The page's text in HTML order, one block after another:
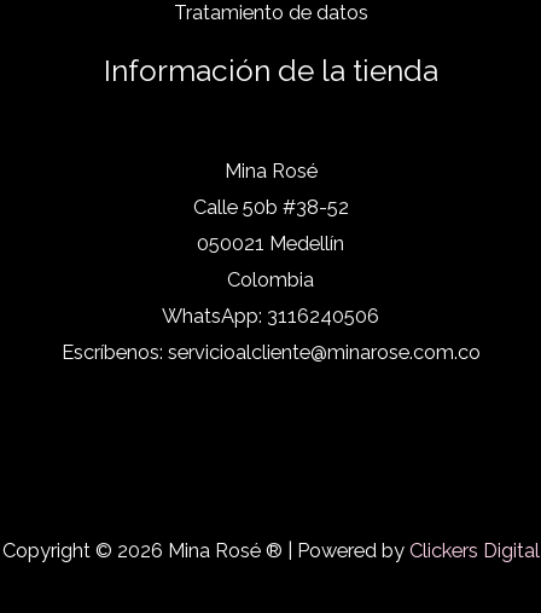
Tratamiento de datos
Información de la tienda
Mina Rosé
Calle 50b #38-52
050021 Medellín
Colombia
WhatsApp: 3116240506
Escríbenos: servicioalcliente@minarose.com.co
Copyright © 2026 Mina Rosé ® | Powered by Clickers Digital